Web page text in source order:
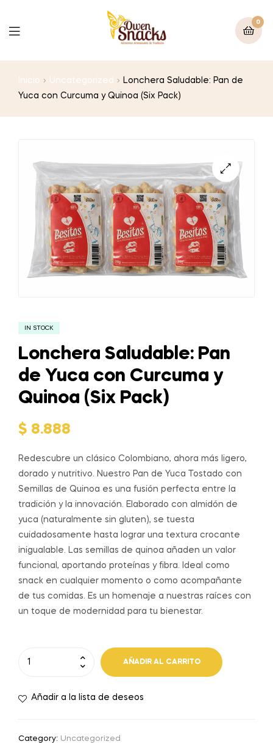
0
Inicio Uncategorized
Lonchera Saludable: Pan de
Yuca con Curcuma y Quinoa (Six Pack)
🔍
IN STOCK
Lonchera Saludable: Pan
de Yuca con Curcuma y
Quinoa (Six Pack)
$ 8.888
Redescubre un clásico Colombiano, ahora más ligero,
dorado y nutritivo. Nuestro Pan de Yuca Tostado con
Semillas de Quinoa es una fusión perfecta entre la
tradición y la innovación. Elaborado con almidón de
yuca (naturalmente sin gluten), se tuesta
cuidadosamente hasta lograr una textura crocante
inigualable. Las semillas de quinoa añaden un valor
funcional, aportando proteínas y fibra. Ideal como
snack en cualquier momento o como acompañante
de tus comidas. Es un homenaje a nuestras raíces con
un toque de modernidad para tu bienestar.
AÑADIR AL CARRITO
Añadir a la lista de deseos
Category: Uncategorized